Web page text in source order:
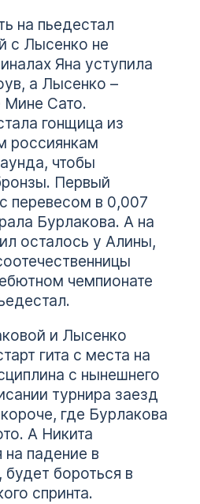
на пьедестал
с Лысенко не
Яна уступила
а Лысенко –
Мине Сато.
гонщица из
россиянкам
чтобы
Первый
перевесом в 0,007
Бурлакова. А на
осталось у Алины,
чемпионате
и Лысенко
гита с места на
с нынешнего
турнира заезд
где Бурлакова
А Никита
на падение в
бороться в
спринта.